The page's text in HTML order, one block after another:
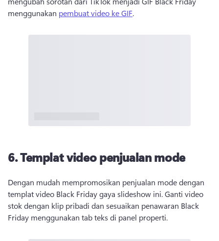
menggunakan pembuat video ke GIF.
6. Templat video penjualan mode
Dengan mudah mempromosikan penjualan mode dengan
templat video Black Friday gaya slideshow ini. Ganti video
stok dengan klip pribadi dan sesuaikan penawaran Black
Friday menggunakan tab teks di panel properti.